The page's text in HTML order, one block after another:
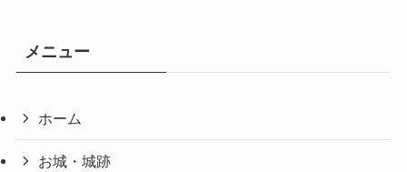
メニュー
ホーム
お城・城跡